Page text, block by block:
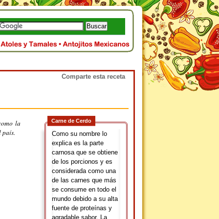
la
país.
Carne de Cerdo
Como su nombre lo
explica es la parte
carnosa que se obtiene
de los porcionos y es
considerada como una
de las carnes que más
se consume en todo el
mundo debido a su alta
fuente de proteínas y
agradable sabor. La
Comparte esta receta